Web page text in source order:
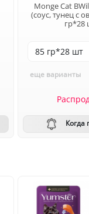
Monge Cat
(соус, тунец с
гр*28
еще варианты
Когда